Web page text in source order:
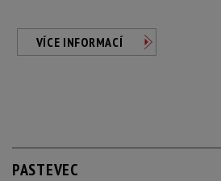
VÍCE INFORMACÍ
PASTEVEC